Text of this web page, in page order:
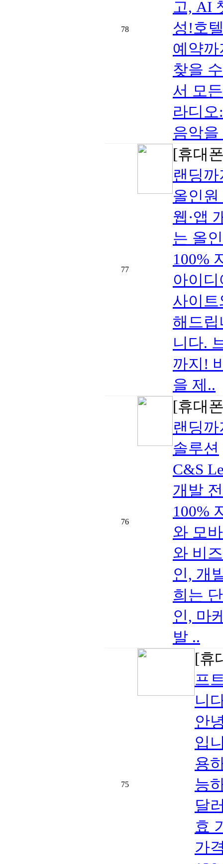
78
고, AI
성!호
예약
찾을
서 모
라디
음악
77
[휴대
랜딩
올인
웹·앱
는 올
100%
아이
사이
해드
니다.
까지!
을 제..
76
[휴대
랜딩
솔루션
C&S
개발
100%
와 모
와 비
인, 개
희는
인, 마
발 ..
75
[휴
프
니
안
입
용
능
달
효
가